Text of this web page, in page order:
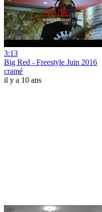
3:13
Big Red - Freestyle Juin 2016
cramé
il y a 10 ans